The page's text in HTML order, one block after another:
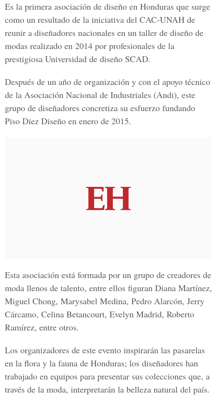
Es la primera asociación de diseño en Honduras que surge
como un resultado de la iniciativa del CAC-UNAH de
reunir a diseñadores nacionales en un taller de diseño de
modas realizado en 2014 por profesionales de la
prestigiosa Universidad de diseño SCAD.
Después de un año de organización y con el apoyo técnico
de la Asociación Nacional de Industriales (Andi), este
grupo de diseñadores concretiza su esfuerzo fundando
Piso Diez Diseño en enero de 2015.
Esta asociación está formada por un grupo de creadores de
moda llenos de talento, entre ellos figuran Diana Martínez,
Miguel Chong, Marysabel Medina, Pedro Alarcón, Jerry
Cárcamo, Celina Betancourt, Evelyn Madrid, Roberto
Ramírez, entre otros.
Los organizadores de este evento inspirarán las pasarelas
en la flora y la fauna de Honduras; los diseñadores han
trabajado en equipos para presentar sus colecciones que, a
través de la moda, interpretarán la belleza natural del país.